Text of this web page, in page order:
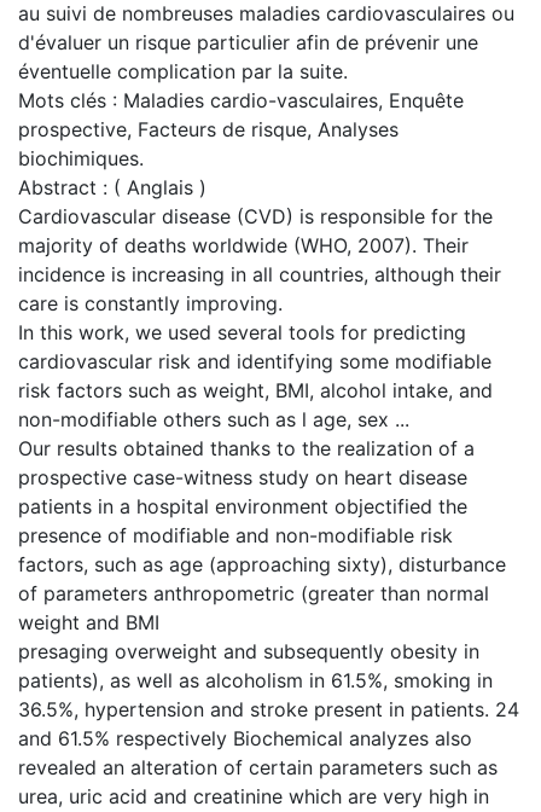
au suivi de nombreuses maladies cardiovasculaires ou
d'évaluer un risque particulier afin de prévenir une
éventuelle complication par la suite.
Mots clés : Maladies cardio-vasculaires, Enquête
prospective, Facteurs de risque, Analyses
biochimiques.
Abstract : ( Anglais )
Cardiovascular disease (CVD) is responsible for the
majority of deaths worldwide (WHO, 2007). Their
incidence is increasing in all countries, although their
care is constantly improving.
In this work, we used several tools for predicting
cardiovascular risk and identifying some modifiable
risk factors such as weight, BMI, alcohol intake, and
non-modifiable others such as l age, sex ...
Our results obtained thanks to the realization of a
prospective case-witness study on heart disease
patients in a hospital environment objectified the
presence of modifiable and non-modifiable risk
factors, such as age (approaching sixty), disturbance
of parameters anthropometric (greater than normal
weight and BMI
presaging overweight and subsequently obesity in
patients), as well as alcoholism in 61.5%, smoking in
36.5%, hypertension and stroke present in patients. 24
and 61.5% respectively Biochemical analyzes also
revealed an alteration of certain parameters such as
urea, uric acid and creatinine which are very high in